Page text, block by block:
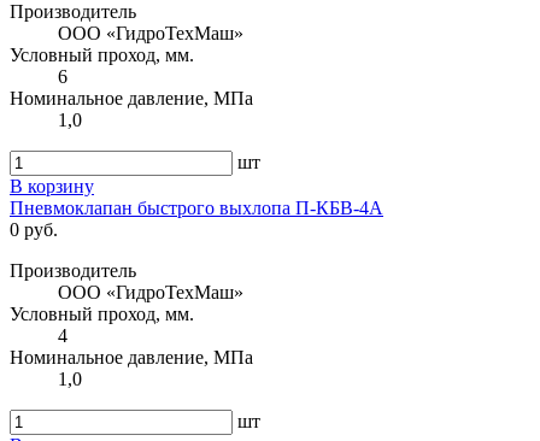
Производитель
ООО «ГидроТехМаш»
Условный проход, мм.
6
Номинальное давление, МПа
1,0
шт
В корзину
Пневмоклапан быстрого выхлопа П-КБВ-4А
0 руб.
Производитель
ООО «ГидроТехМаш»
Условный проход, мм.
4
Номинальное давление, МПа
1,0
шт